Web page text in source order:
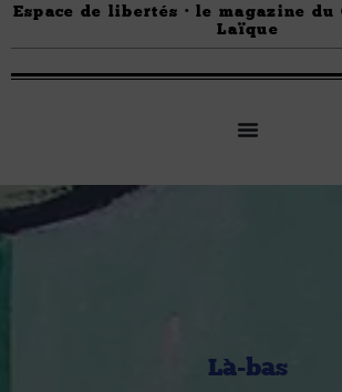
Espace de libertés · le magazine
Laïque
Là-bas